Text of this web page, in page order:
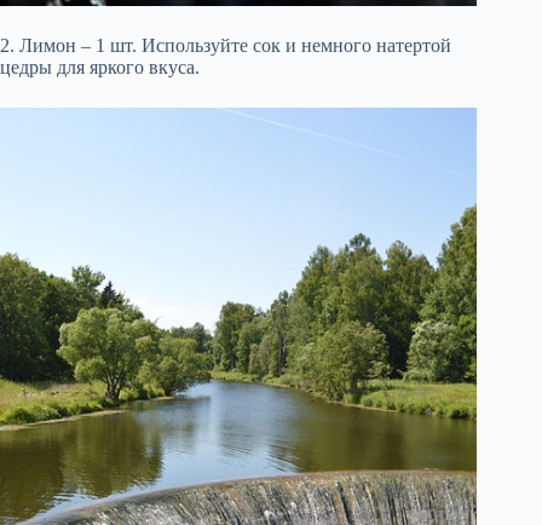
2. Лимон – 1 шт. Используйте сок и немного натертой
цедры для яркого вкуса.